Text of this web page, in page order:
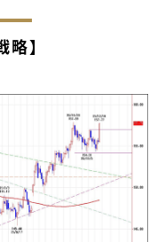
略】